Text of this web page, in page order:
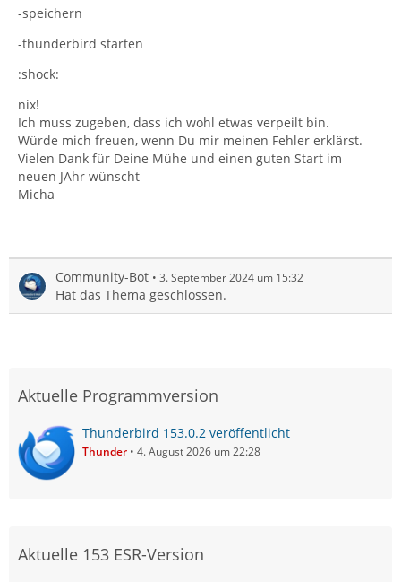
-speichern
-thunderbird starten
:shock:
nix!
Ich muss zugeben, dass ich wohl etwas verpeilt bin.
Würde mich freuen, wenn Du mir meinen Fehler erklärst.
Vielen Dank für Deine Mühe und einen guten Start im
neuen JAhr wünscht
Micha
Community-Bot 3. September 2024 um 15:32
Hat das Thema geschlossen.
Aktuelle Programmversion
Thunderbird 153.0.2 veröffentlicht
Thunder 4. August 2026 um 22:28
Aktuelle 153 ESR-Version